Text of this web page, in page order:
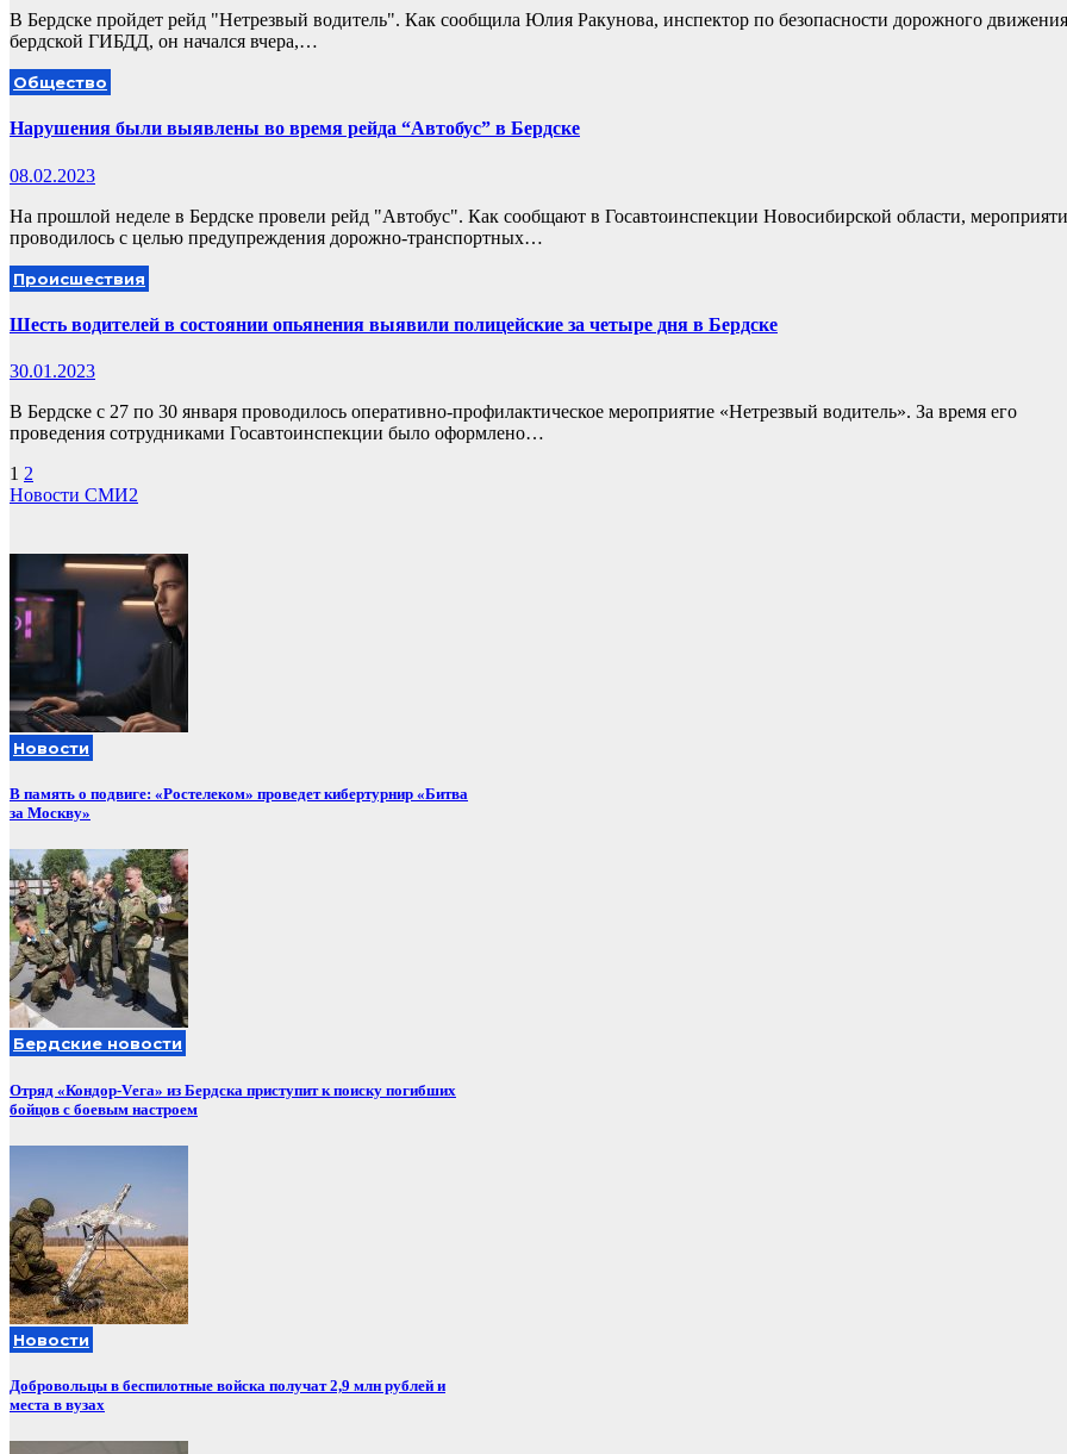
В Бердске пройдет рейд "Нетрезвый водитель". Как сообщила Юлия Ракунова, инспектор по безопасности дорожного движения
бердской ГИБДД, он начался вчера,…
Общество
Нарушения были выявлены во время рейда “Автобус” в Бердске
08.02.2023
На прошлой неделе в Бердске провели рейд "Автобус". Как сообщают в Госавтоинспекции Новосибирской области,
проводилось с целью предупреждения дорожно-транспортных…
Происшествия
Шесть водителей в состоянии опьянения выявили полицейские за четыре дня в Бердске
30.01.2023
В Бердске с 27 по 30 января проводилось оперативно-профилактическое мероприятие «Нетрезвый водитель». За время его
проведения сотрудниками Госавтоинспекции было оформлено…
Пагинация
записей
1 2
Новости СМИ2
Новости
В память о подвиге: «Ростелеком» проведет кибертурнир «Битва
за Москву»
Бердские новости
Отряд «Кондор-Vега» из Бердска приступит к поиску погибших
бойцов с боевым настроем
Новости
Добровольцы в беспилотные войска получат 2,9 млн рублей и
места в вузах